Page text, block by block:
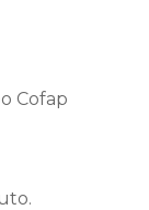
Cofap